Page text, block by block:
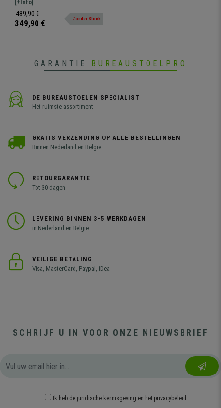
Leder
met robuuste metalen structuur
en metalen zittingen. Fantastische
kwaliteit, zeer resistent.
[+Info]
489,90 €
349,90 € Zonder Stock
GARANTIE BUREAUSTOELPRO
DE BUREAUSTOELEN SPECIALIST
Het ruimste assortiment
GRATIS VERZENDING OP ALLE BESTELLINGEN
Binnen Nederland en België
RETOURGARANTIE
Tot 30 dagen
LEVERING BINNEN 3-5 WERKDAGEN
in Nederland en België
VEILIGE BETALING
Visa, MasterCard, Paypal, iDeal
SCHRIJF U IN VOOR ONZE NIEUWSBRIEF
Ik heb de juridische kennisgeving en het privacybeleid